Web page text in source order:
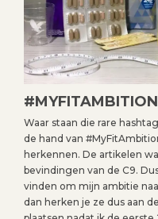
Waar staan die rare
de hand van
herkennen. De artikelen
bevindingen van de C9.
vinden om mijn ambitie
dan herken je ze dus aan